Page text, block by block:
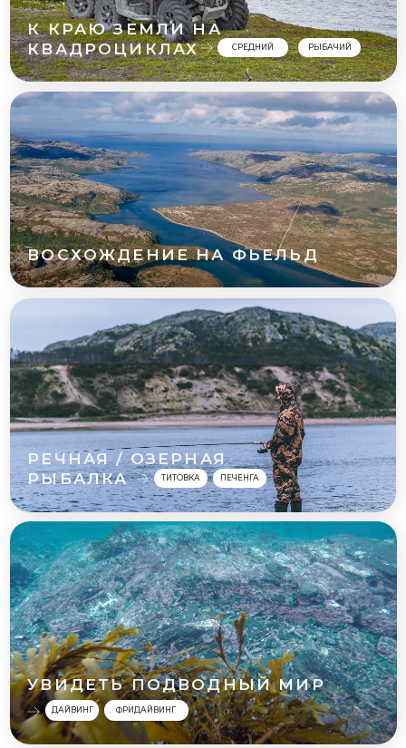
УВИДЕТЬ ПОДВОДНЫЙ МИР
ФРИДАЙВИНГ
ДАЙВИНГ
РЕЧНАЯ / ОЗЕРНАЯ
РЫБАЛКА
ПЕЧЕНГА
ТИТОВКА
ВОСХОЖДЕНИЕ НА ФЬЕЛЬД
ПУТЕШЕСТВИЯ НА
СНЕГОХОДАХ К
ПОЛУОСТРОВАМ
РЫБАЧИЙ
СРЕДНИЙ